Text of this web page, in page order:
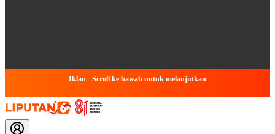
Iklan - Scroll ke bawah untuk melanjutkan